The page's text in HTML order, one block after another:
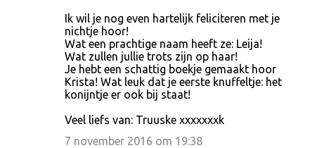
Ik wil je nog even hartelijk feliciteren met je
nichtje hoor!
Wat een prachtige naam heeft ze: Leija!
Wat zullen jullie trots zijn op haar!
Je hebt een schattig boekje gemaakt hoor
Krista! Wat leuk dat je eerste knuffeltje: het
konijntje er ook bij staat!
Veel liefs van: Truuske xxxxxxxk
7 november 2016 om 19:38